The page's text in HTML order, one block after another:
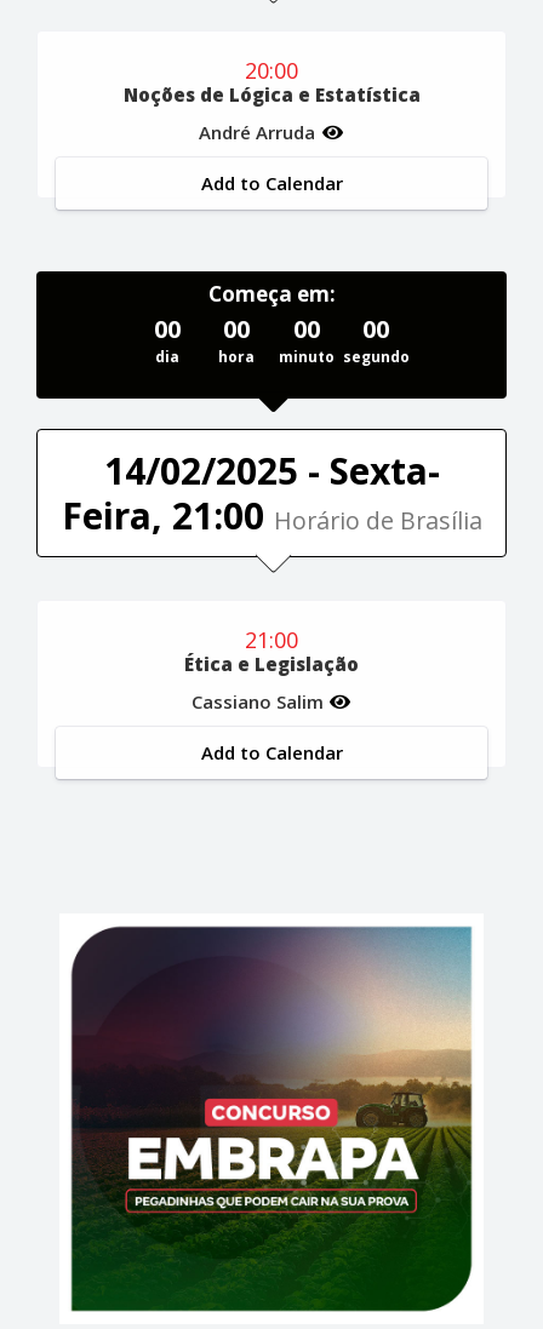
20:00
Noções de Lógica e Estatística
André Arruda
Add to Calendar
Começa em:
00
dia
00
hora
00
minuto
00
segundo
14/02/2025 - Sexta-
Feira, 21:00 Horário de Brasília
21:00
Ética e Legislação
Cassiano Salim
Add to Calendar